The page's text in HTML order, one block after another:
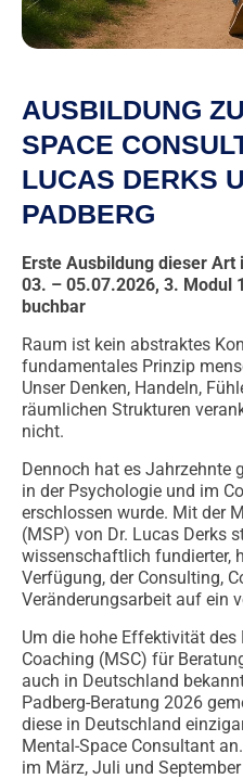
AUSBILDUNG
SPACE
LUCAS DERKS
PADBERG
Erste Ausbildung dieser
03. – 05.07.2026, 3. Modul
buchbar
Raum ist kein abstraktes
fundamentales Prinzip
Unser Denken, Handeln,
räumlichen Strukturen
nicht.
Dennoch hat es Jahrzehnte
in der Psychologie und im
erschlossen wurde. Mit der
(MSP) von Dr. Lucas Derks
wissenschaftlich fundierter,
Verfügung, der Consulting,
Veränderungsarbeit auf ein
Um die hohe Effektivität
Coaching (MSC) für
auch in Deutschland
Padberg-Beratung 2026
diese in Deutschland
Mental-Space Consultant
im März, Juli und